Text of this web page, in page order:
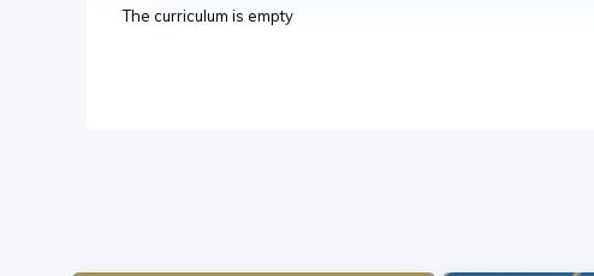
The curriculum is empty